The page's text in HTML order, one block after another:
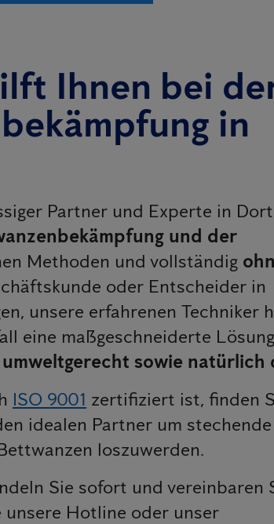
Ihnen bei
in
Partner und Experte in
und der
Methoden und vollständig
oder Entscheider in
unsere erfahrenen Techniker
eine maßgeschneiderte
sowie natürlich
ISO 9001 zertifiziert ist, finden
idealen Partner um stechende
loszuwerden.
Sie sofort und vereinbaren
unsere Hotline oder unser